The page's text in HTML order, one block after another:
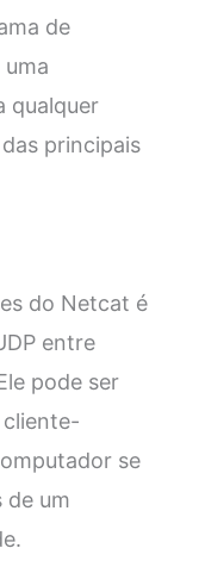
de
qualquer
principais
do Netcat é
entre
pode ser
se
de um